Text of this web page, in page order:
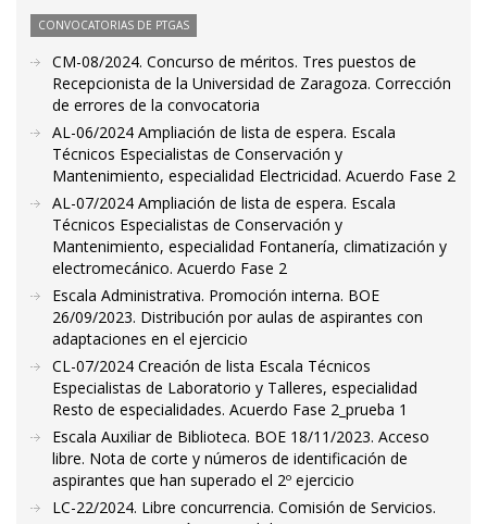
CONVOCATORIAS DE PTGAS
CM-08/2024. Concurso de méritos. Tres puestos de
Recepcionista de la Universidad de Zaragoza. Corrección
de errores de la convocatoria
AL-06/2024 Ampliación de lista de espera. Escala
Técnicos Especialistas de Conservación y
Mantenimiento, especialidad Electricidad. Acuerdo Fase 2
AL-07/2024 Ampliación de lista de espera. Escala
Técnicos Especialistas de Conservación y
Mantenimiento, especialidad Fontanería, climatización y
electromecánico. Acuerdo Fase 2
Escala Administrativa. Promoción interna. BOE
26/09/2023. Distribución por aulas de aspirantes con
adaptaciones en el ejercicio
CL-07/2024 Creación de lista Escala Técnicos
Especialistas de Laboratorio y Talleres, especialidad
Resto de especialidades. Acuerdo Fase 2_prueba 1
Escala Auxiliar de Biblioteca. BOE 18/11/2023. Acceso
libre. Nota de corte y números de identificación de
aspirantes que han superado el 2º ejercicio
LC-22/2024. Libre concurrencia. Comisión de Servicios.